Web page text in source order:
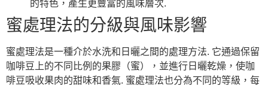
的特色，產生更豐富的風味層次.
蜜處理法的分級與風味影響
蜜處理法是一種介於水洗和日曬之間的處理方法. 它通過保留
咖啡豆上的不同比例的果膠（蜜），並進行日曬乾燥，使咖
啡豆吸收果肉的甜味和香氣. 蜜處理法也分為不同的等級，每